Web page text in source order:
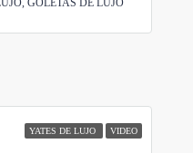
GOLETAS DE LUJO
YATES DE LUJO VIDEO